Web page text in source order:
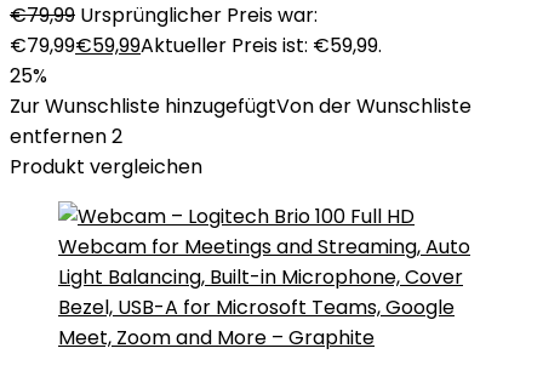
€79,99 Ursprünglicher Preis war:
€79,99€59,99Aktueller Preis ist: €59,99.
25%
Zur Wunschliste hinzugefügtVon der Wunschliste
entfernen2
Produkt vergleichen